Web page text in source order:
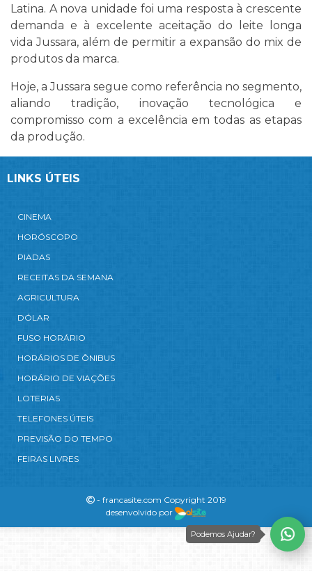
Latina. A nova unidade foi uma resposta à crescente
demanda e à excelente aceitação do leite longa
vida Jussara, além de permitir a expansão do mix de
produtos da marca.
Hoje, a Jussara segue como referência no segmento,
aliando tradição, inovação tecnológica e
compromisso com a excelência em todas as etapas
da produção.
LINKS ÚTEIS
CINEMA
HORÓSCOPO
PIADAS
RECEITAS DA SEMANA
AGRICULTURA
DÓLAR
FUSO HORÁRIO
HORÁRIOS DE ÔNIBUS
HORÁRIO DE VIAÇÕES
LOTERIAS
TELEFONES ÚTEIS
PREVISÃO DO TEMPO
FEIRAS LIVRES
- francasite.com Copyright 2019
desenvolvido por
Podemos Ajudar?